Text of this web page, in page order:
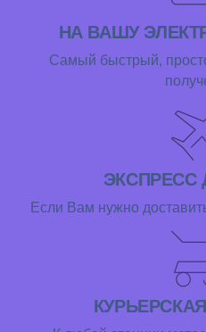
НА ВАШУ
Самый быстрый,
ЭКСПРЕСС
Если Вам нужно